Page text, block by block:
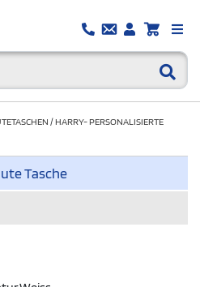
/HARRY- PERSONALISIERTE
Tasche